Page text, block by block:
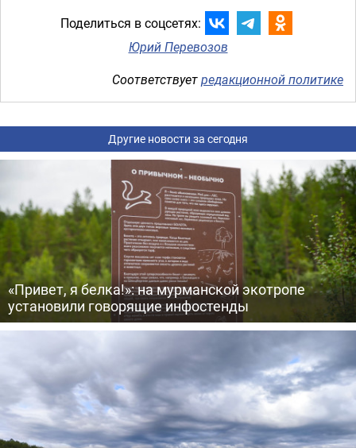
Поделиться в соцсетях:
Юрий Перевозов
Соответствуетредакционной политике
Другие новости за сегодня
«Привет, я белка!»: на мурманской экотропе
установили говорящие инфостенды